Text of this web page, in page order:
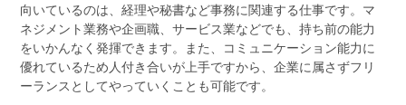
向いているのは、経理や秘書など事務に関連する仕事です。マ
ネジメント業務や企画職、サービス業などでも、持ち前の能力
をいかんなく発揮できます。また、コミュニケーション能力に
優れているため人付き合いが上手ですから、企業に属さずフリ
ーランスとしてやっていくことも可能です。